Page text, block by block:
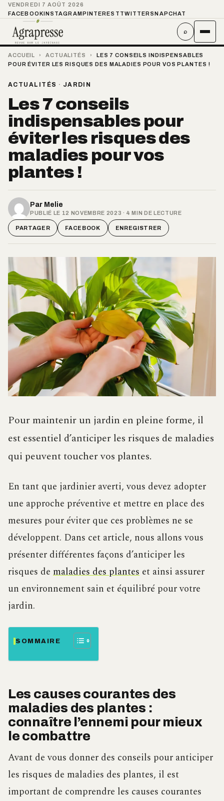
VENDREDI 7 AOÛT 2026
FACEBOOKINSTAGRAMPINTEREST TWITTER SNAPCHAT
⌕
ACCUEIL › ACTUALITÉS ›
LES 7 CONSEILS INDISPENSABLES
POUR ÉVITER LES RISQUES DES MALADIES POUR VOS PLANTES !
ACTUALITÉS · JARDIN
Les 7 conseils
indispensables pour
éviter les risques des
maladies pour vos
plantes !
Par Melie
PUBLIÉ LE 12 NOVEMBRE 2023 · 4 MIN DE LECTURE
PARTAGER FACEBOOK ENREGISTRER
Pour maintenir un jardin en pleine forme, il
est essentiel d’anticiper les risques de maladies
qui peuvent toucher vos plantes.
En tant que jardinier averti, vous devez adopter
une approche préventive et mettre en place des
mesures pour éviter que ces problèmes ne se
développent. Dans cet article, nous allons vous
présenter différentes façons d’anticiper les
risques de maladies des plantes et ainsi assurer
un environnement sain et équilibré pour votre
jardin.
SOMMAIRE
Les causes courantes des
maladies des plantes :
connaître l’ennemi pour mieux
le combattre
Avant de vous donner des conseils pour anticiper
les risques de maladies des plantes, il est
important de comprendre les causes courantes